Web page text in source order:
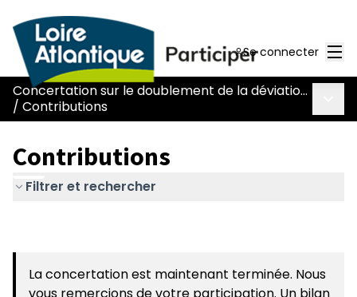
Se connecter
Concertation sur le doublement de la déviation de Chaumes-en-Retz - route Nantes-Pornic
/ Contributions
Contributions
Filtrer et rechercher
La concertation est maintenant terminée. Nous